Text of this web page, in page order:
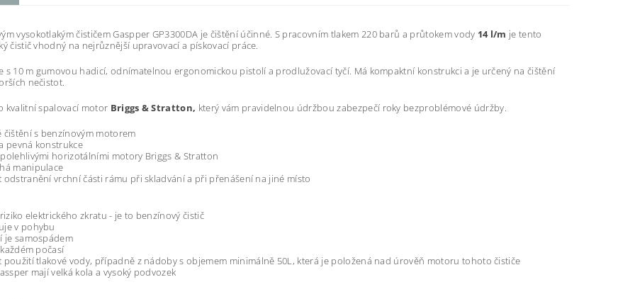
vysokotlakým čističem Gaspper GP3300DA je čištění účinné. S pracovním tlakem 220 barů a průtokem vody 14 l/m je tento
čistič vhodný na nejrůznější upravovací a pískovací práce.
s 10 m gumovou hadicí, odnímatelnou ergonomickou pistolí a prodlužovací tyčí. Má kompaktní konstrukci a je určený na čištění
nečistot.
kvalitní spalovací motor Briggs & Stratton, který vám pravidelnou údržbou zabezpečí roky bezproblémové údržby.
čištění s benzínovým motorem
pevná konstrukce
horizotálními motory Briggs & Stratton
manipulace
odstranění vrchní části rámu při skladvání a při přenášení na jiné místo
elektrického zkratu - je to benzínový čistič
v pohybu
je samospádem
počasí
použití tlakové vody, případně z nádoby s objemem minimálně 50L, která je položená nad úrověň motoru tohoto čističe
mají velká kola a vysoký podvozek